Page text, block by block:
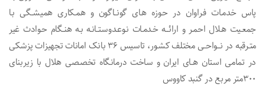
پاس خدمـات فـراوان در حـوزه هـای گونــاگون و همـکاری همیشــگی بـا
جمعـیت هـلال احمـر و ارائـــه خـدمـات نـوعـدوستــانـه بـه هنــگام حـوادث غیر
متـرقبه در نـــواحــی مختلف کشـور، تاسیس ۳۶ بانک امانات تجهیزات پزشکی
در تمامی استان هــای ایران و ساخت درمانـگاه تخصـصی هلال با زیربنای
۳٠٠متر مربع در گنبد کاووس